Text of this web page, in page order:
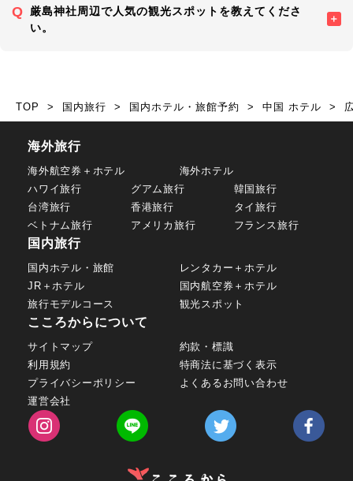
厳島神社周辺で人気の観光スポットを教えてくださ
い。
TOP 国内旅行 国内ホテル・旅館予約 中国 ホテル
海外旅行
海外航空券＋ホテル
海外ホテル
ハワイ旅行
グアム旅行
韓国旅行
台湾旅行
香港旅行
タイ旅行
ベトナム旅行
アメリカ旅行 フランス旅行
国内旅行
国内ホテル・旅館
レンタカー＋ホテル
JR＋ホテル
国内航空券＋ホテル
旅行モデルコース
観光スポット
こころからについて
サイトマップ
約款・標識
利用規約
特商法に基づく表示
プライバシーポリシー
よくあるお問い合わせ
運営会社